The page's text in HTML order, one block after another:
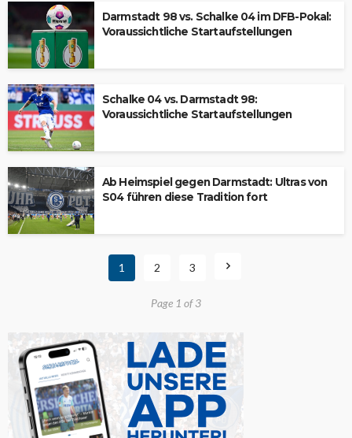
Darmstadt 98 vs. Schalke 04 im DFB-Pokal:
Voraussichtliche Startaufstellungen
Schalke 04 vs. Darmstadt 98:
Voraussichtliche Startaufstellungen
Ab Heimspiel gegen Darmstadt: Ultras von
S04 führen diese Tradition fort
1 2 3
Page 1 of 3